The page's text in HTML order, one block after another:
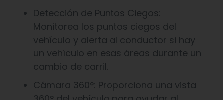
Detección de Puntos Ciegos:
Monitorea los puntos ciegos del
vehículo y alerta al conductor si hay
un vehículo en esas áreas durante un
cambio de carril.
Cámara 360°: Proporciona una vista